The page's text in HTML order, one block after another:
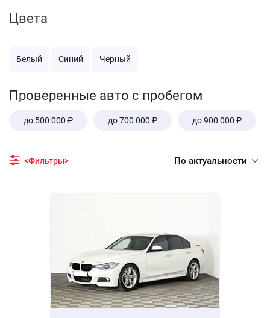
Цвета
Белый Синий Черный
Проверенные авто с пробегом
до 500 000 ₽ до 700 000 ₽ до 900 000 ₽
<Фильтры> По актуальности